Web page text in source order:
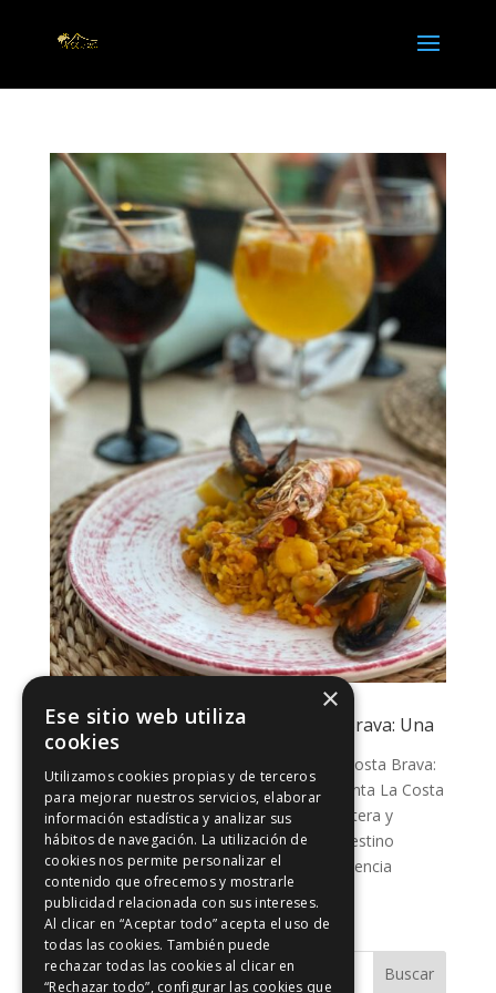
Descubre Gastronomía en la Costa Brava: Una
Experiencia en Semana Santa
Descubre la Exquisita Gastronomía en la Costa Brava:
Una Experiencia Inolvidable en Semana Santa La Costa
Brava, con su mezcla única de belleza costera y
tradición culinaria, se presenta como un destino
fascinante para quienes buscan una experiencia
gastronómica...
Buscar
×
Ese sitio web utiliza
cookies
Utilizamos cookies propias y de terceros
para mejorar nuestros servicios, elaborar
información estadística y analizar sus
hábitos de navegación. La utilización de
cookies nos permite personalizar el
contenido que ofrecemos y mostrarle
publicidad relacionada con sus intereses.
Al clicar en “Aceptar todo” acepta el uso de
todas las cookies. También puede
rechazar todas las cookies al clicar en
“Rechazar todo”, configurar las cookies que